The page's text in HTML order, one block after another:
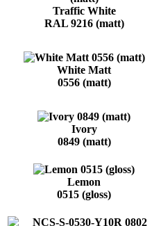
Traffic White
RAL 9216 (matt)
White Matt
0556 (matt)
Ivory
0849 (matt)
Lemon
0515 (gloss)